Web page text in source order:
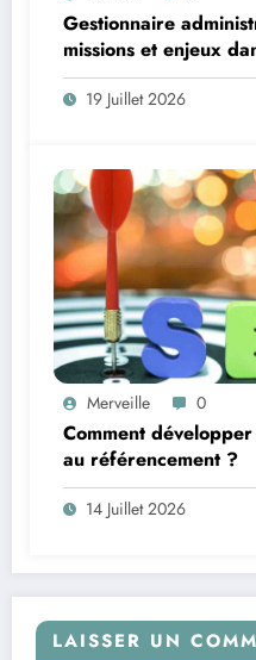
Gestionnaire
missions et enjeux
19 Juillet 2026
Merveille 0
Comment
au référencement ?
14 Juillet 2026
LAISSER UN